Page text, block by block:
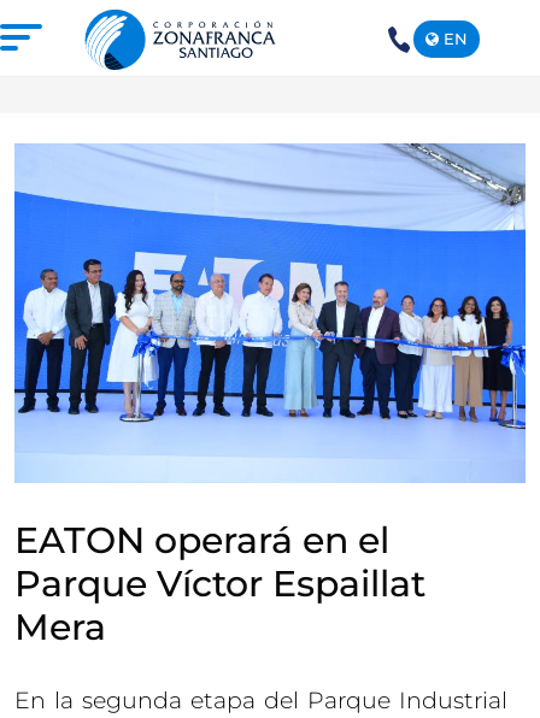
EN
NOSOTROS
NUESTRA ZONA FRANCA
PRENSA
SOSTENIBILIDAD
CONTACTO
SANTIAGO MECA EMPRESARIAL Y
EPICENTRO DE INVERSIÓN
EATON operará en el
Parque Víctor Espaillat
Mera
En la segunda etapa del Parque Industrial